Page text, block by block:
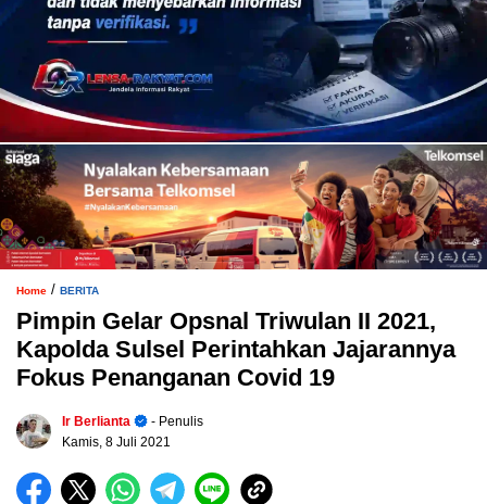
Home / BERITA
Pimpin Gelar Opsnal Triwulan II 2021,
Kapolda Sulsel Perintahkan Jajarannya
Fokus Penanganan Covid 19
Ir Berlianta
- Penulis
Kamis, 8 Juli 2021